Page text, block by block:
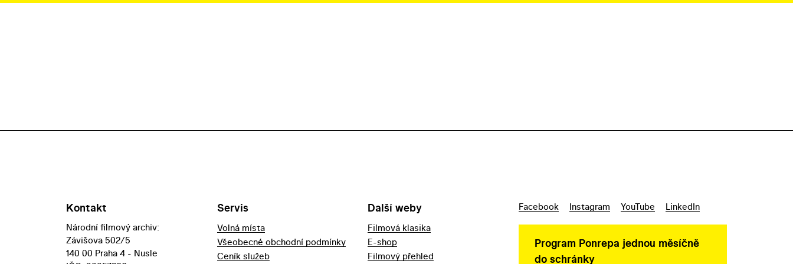
Kontakt
Národní filmový archiv:
Závišova 502/5
140 00 Praha 4 - Nusle
Servis
Volná místa
Všeobecné obchodní podmínky
Ceník služeb
Další weby
Filmová klasika
E-shop
Filmový přehled
Facebook Instagram YouTube LinkedIn
Program Ponrepa jednou měsíčně
do schránky